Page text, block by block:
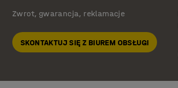
Zwrot, gwarancja, reklamacje
SKONTAKTUJ SIĘ Z BIUREM OBSŁUGI